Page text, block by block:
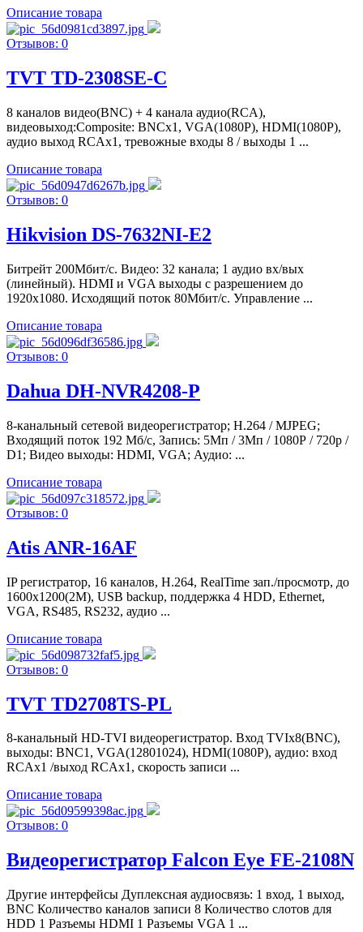
Описание товара
Отзывов: 0
TVT TD-2308SE-C
8 каналов видео(BNC) + 4 канала аудио(RCA),
видеовыход:Composite: BNCx1, VGA(1080P), HDMI(1080P),
аудио выход RCAx1, тревожные входы 8 / выходы 1 ...
Описание товара
Отзывов: 0
Hikvision DS-7632NI-E2
Битрейт 200Мбит/с. Видео: 32 канала; 1 аудио вх/вых
(линейный). HDMI и VGA выходы с разрешением до
1920x1080. Исходящий поток 80Мбит/с. Управление ...
Описание товара
Отзывов: 0
Dahua DH-NVR4208-P
8-канальный сетевой видеорегистратор; H.264 / MJPEG;
Входящий поток 192 Мб/с, Запись: 5Мп / 3Мп / 1080Р / 720p /
D1; Видео выходы: HDMI, VGA; Аудио: ...
Описание товара
Отзывов: 0
Atis ANR-16AF
IP регистратор, 16 каналов, H.264, RealTime зап./просмотр, до
1600х1200(2М), USB backup, поддержка 4 HDD, Ethernet,
VGA, RS485, RS232, аудио ...
Описание товара
Отзывов: 0
TVT TD2708TS-PL
8-канальный HD-TVI видеорегистратор. Вход TVIx8(BNC),
выходы: BNC1, VGA(12801024), HDMI(1080P), аудио: вход
RCAx1 /выход RCAx1, скорость записи ...
Описание товара
Отзывов: 0
Видеорегистратор Falcon Eye FE-2108N
Другие интерфейсы Дуплексная аудиосвязь: 1 вход, 1 выход,
BNC Количество каналов записи 8 Количество слотов для
HDD 1 Разъемы HDMI 1 Разъемы VGA 1 ...